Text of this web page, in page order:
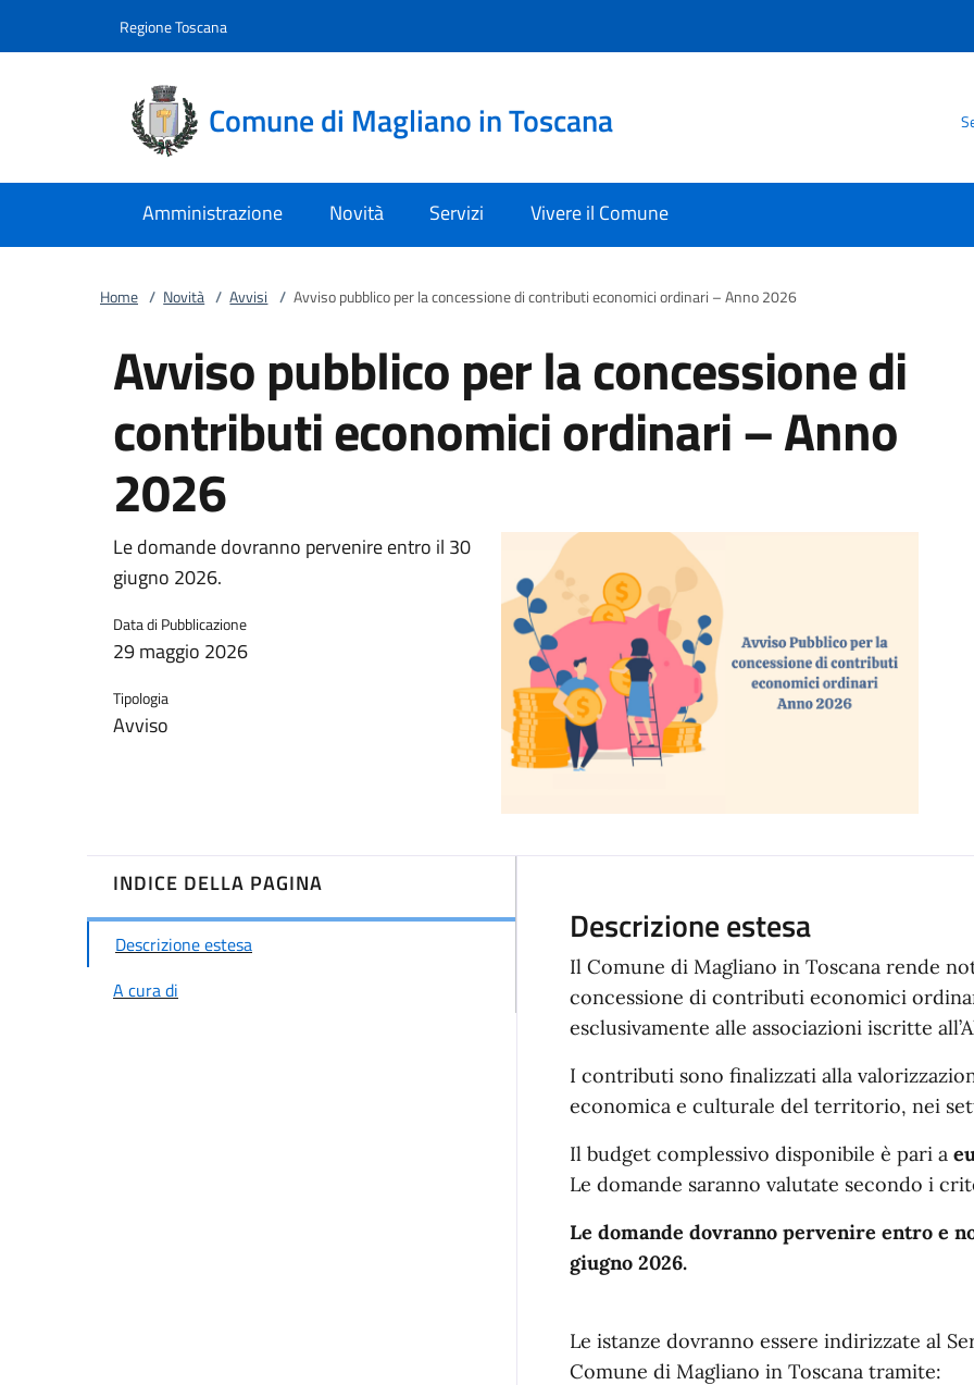
Regione Toscana
Comune di Magliano in Toscana
Amministrazione Novità Servizi Vivere il Comune
Home / Novità / Avvisi / Avviso pubblico per la concessione di contributi economici ordinari – Anno 2026
Avviso pubblico per la concessione di
contributi economici ordinari – Anno
2026
Le domande dovranno pervenire entro il 30
giugno 2026.
Data di Pubblicazione
29 maggio 2026
Tipologia
Avviso
INDICE DELLA PAGINA
Descrizione estesa
A cura di
Descrizione estesa
Il Comune di Magliano in Toscana rende
concessione di contributi economici
esclusivamente alle associazioni iscritte
I contributi sono finalizzati alla
economica e culturale del territorio, nei
Il budget complessivo disponibile è pari a
Le domande saranno valutate secondo i
Le domande dovranno pervenire entro e
giugno 2026.
Le istanze dovranno essere indirizzate al
Comune di Magliano in Toscana tramite: